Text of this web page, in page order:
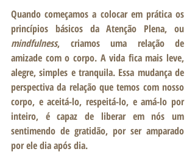
Quando começamos a colocar em prática os
princípios básicos da Atenção Plena
mindfulness, criamos uma relação de
amizade com o corpo. A vida fica mais leve,
alegre, simples e tranquila. Essa mudança de
perspectiva da relação que temos com nosso
corpo, e aceitá-lo, respeitá-lo, e amá-lo por
inteiro, é capaz de liberar em nós um
sentimendo de gratidão, por ser amparado
por ele dia após dia.